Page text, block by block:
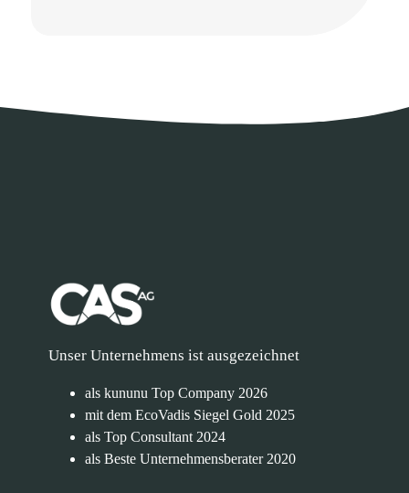
Unser Unternehmens ist ausgezeichnet
als kununu Top Company 2026
mit dem EcoVadis Siegel Gold 2025
als Top Consultant 2024
als Beste Unternehmensberater 2020